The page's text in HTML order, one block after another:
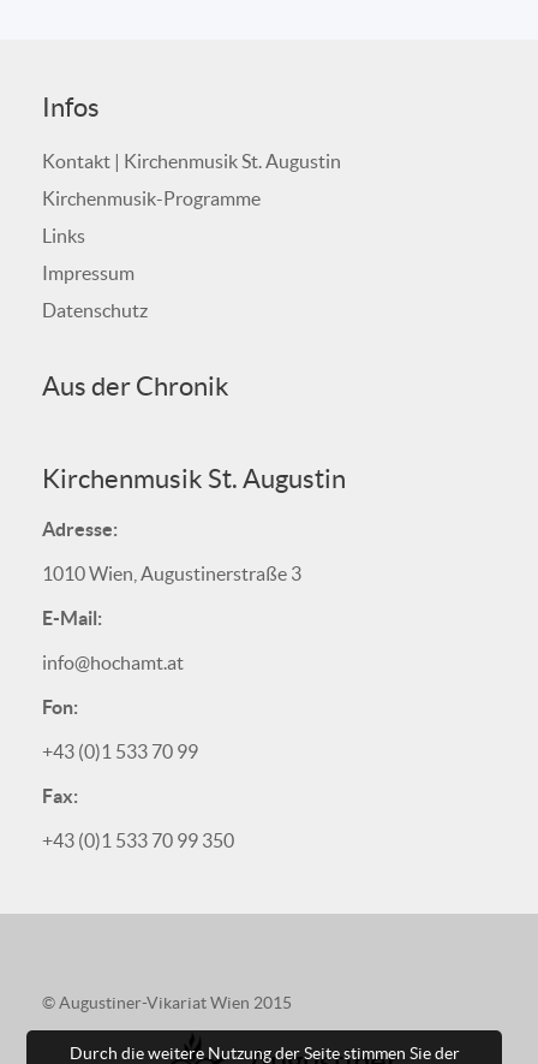
Infos
Kontakt | Kirchenmusik St. Augustin
Kirchenmusik-Programme
Links
Impressum
Datenschutz
Aus der Chronik
Kirchenmusik St. Augustin
Adresse:
1010 Wien, Augustinerstraße 3
E-Mail:
info@hochamt.at
Fon:
+43 (0)1 533 70 99
Fax:
+43 (0)1 533 70 99 350
© Augustiner-Vikariat Wien 2015
Durch die weitere Nutzung der Seite stimmen Sie der